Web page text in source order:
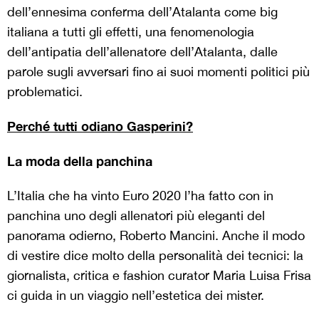
dell’ennesima conferma dell’Atalanta come big
italiana a tutti gli effetti, una fenomenologia
dell’antipatia dell’allenatore dell’Atalanta, dalle
parole sugli avversari fino ai suoi momenti politici più
problematici.
Perché tutti odiano Gasperini?
La moda della panchina
L’Italia che ha vinto Euro 2020 l’ha fatto con in
panchina uno degli allenatori più eleganti del
panorama odierno, Roberto Mancini. Anche il modo
di vestire dice molto della personalità dei tecnici: la
giornalista, critica e fashion curator Maria Luisa Frisa
ci guida in un viaggio nell’estetica dei mister.